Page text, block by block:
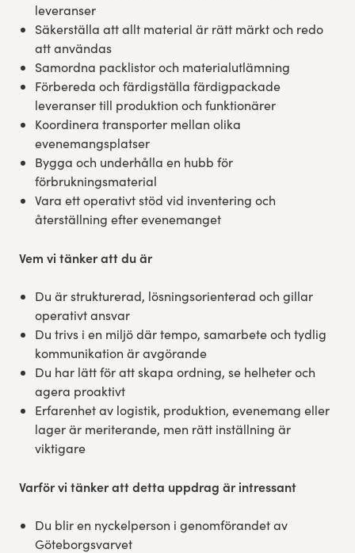
leveranser
Säkerställa att allt material är rätt märkt och redo
att användas
Samordna packlistor och materialutlämning
Förbereda och färdigställa färdigpackade
leveranser till produktion och funktionärer
Koordinera transporter mellan olika
evenemangsplatser
Bygga och underhålla en hubb för
förbrukningsmaterial
Vara ett operativt stöd vid inventering och
återställning efter evenemanget
Vem vi tänker att du är
Du är strukturerad, lösningsorienterad och gillar
operativt ansvar
Du trivs i en miljö där tempo, samarbete och tydlig
kommunikation är avgörande
Du har lätt för att skapa ordning, se helheter och
agera proaktivt
Erfarenhet av logistik, produktion, evenemang eller
lager är meriterande, men rätt inställning är
viktigare
Varför vi tänker att detta uppdrag är intressant
Du blir en nyckelperson i genomförandet av
Göteborgsvarvet